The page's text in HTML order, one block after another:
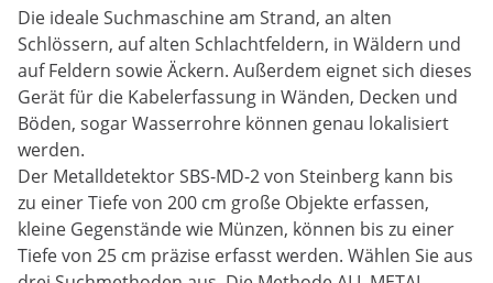
Die ideale Suchmaschine am Strand, an alten
Schlössern, auf alten Schlachtfeldern, in Wäldern und
auf Feldern sowie Äckern. Außerdem eignet sich dieses
Gerät für die Kabelerfassung in Wänden, Decken und
Böden, sogar Wasserrohre können genau lokalisiert
werden.
Der Metalldetektor SBS-MD-2 von Steinberg kann bis
zu einer Tiefe von 200 cm große Objekte erfassen,
kleine Gegenstände wie Münzen, können bis zu einer
Tiefe von 25 cm präzise erfasst werden. Wählen Sie aus